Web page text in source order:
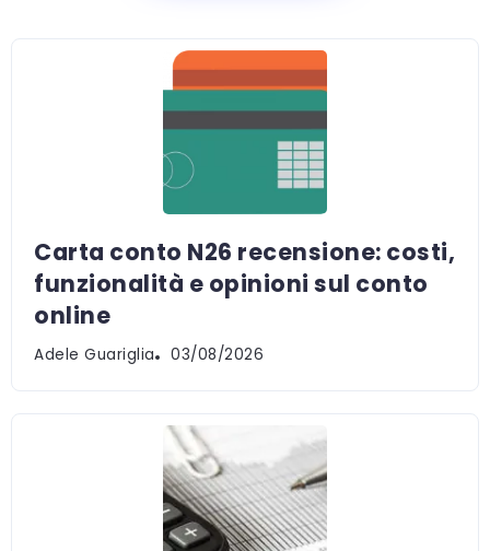
Carta conto N26 recensione: costi,
funzionalità e opinioni sul conto
online
Adele Guariglia 03/08/2026